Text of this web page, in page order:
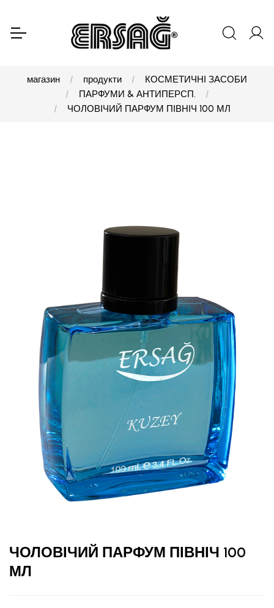
магазин продукти
КОСМЕТИЧНІ ЗАСОБИ
ПАРФУМИ & АНТИПЕРСП.
ЧОЛОВІЧИЙ ПАРФУМ ПІВНІЧ 100 МЛ
ЧОЛОВІЧИЙ ПАРФУМ ПІВНІЧ 100
МЛ